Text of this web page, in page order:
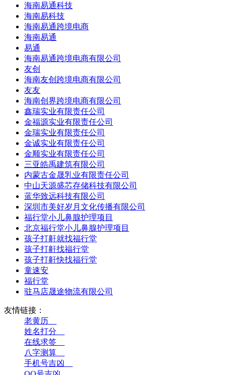
海南易通科技
海南易科技
海南易通跨境电商
海南易通
易通
海南易通跨境电商有限公司
友创
海南友创跨境电商有限公司
友友
海南创界跨境电商有限公司
鑫瑞实业有限责任公司
金福源实业有限责任公司
金瑞实业有限责任公司
金诚实业有限责任公司
金顺实业有限责任公司
三亚皓禹建筑有限公司
内蒙古金晟乳业有限责任公司
中山天源盛芯存储科技有限公司
蓝华致远科技有限公司
深圳市美好岁月文化传播有限公司
福行堂小儿鼻腺护理项目
北京福行堂小儿鼻腺护理项目
孩子打鼾就找福行堂
孩子打鼾找福行堂
孩子打鼾快找福行堂
童速安
福行堂
驻马店晟途物流有限公司
友情链接：
老黄历__
姓名打分__
在线求签__
八字测算__
手机号吉凶__